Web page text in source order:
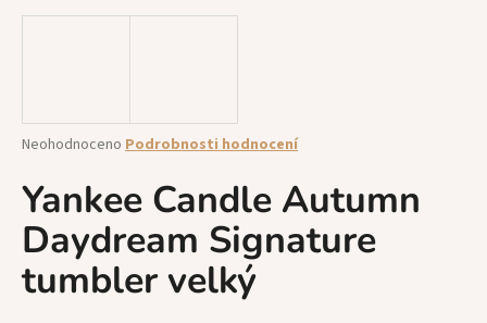
Průměrné
produktu
je
0,0
z
5
hvězdiček.
Neohodnoceno Podrobnosti hodnocení
Yankee Candle Autumn
Daydream Signature
tumbler velký
a
?
HLEDAT